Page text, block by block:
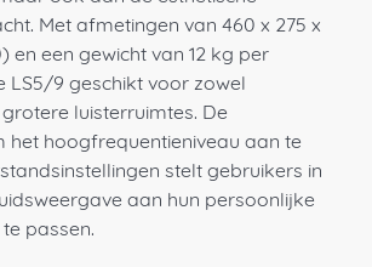
Met afmetingen van 460 x 275 x
en een gewicht van 12 kg per
LS5/9 geschikt voor zowel
luisterruimtes. De
het hoogfrequentieniveau aan te
stelt gebruikers in
aan hun persoonlijke
passen.